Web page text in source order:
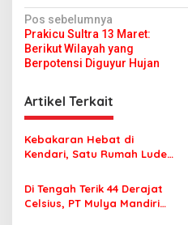
N
a
v
i
g
a
s
i
p
Pos sebelumnya
Prakicu Sultra 13 Maret:
Berikut Wilayah yang
Berpotensi Diguyur Hujan
Artikel Terkait
Kebakaran Hebat di
Kendari, Satu Rumah Ludes
Di Tengah Terik 44 Derajat
Celsius, PT Mulya Mandiri